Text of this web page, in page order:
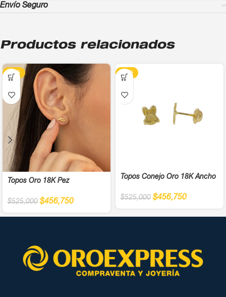
Envío Seguro
Productos relacionados
-13%
Topos Oro 18K Pez
$525,000 $456,750
-13%
Topos Conejo Oro 18K Ancho
$525,000 $456,750